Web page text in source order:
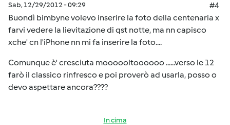
Sab, 12/29/2012 - 09:29
#4
Buondì bimbyne volevo inserire la foto della centenaria x
farvi vedere la lievitazione di qst notte, ma nn capisco
xche' cn l'iPhone nn mi fa inserire la foto....
Comunque è' cresciuta moooooltoooooo ......verso le 12
farò il classico rinfresco e poi proverò ad usarla, posso o
devo aspettare ancora????
In cima